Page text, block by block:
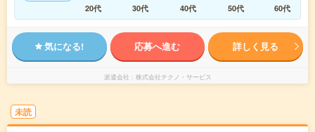
20代
30代 40代 50代 60代
気になる! 応募へ進む 詳しく見る
派遣会社 株式会社テクノ・サービス
未読